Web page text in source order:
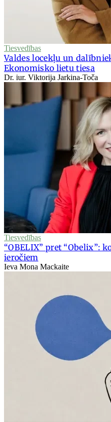
Tiesvedības
Valdes locekļu un
Ekonomisko lietu tiesa
Dr. iur. Viktorija Jarkina-Toča
Tiesvedības
“OBELIX” pret “Obelix”:
ieročiem
Ieva Mona Mackaite